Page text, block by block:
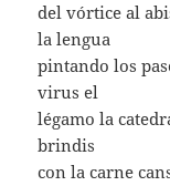
del vórtice al
la lengua
pintando los
virus el
légamo la
brindis
con la carne